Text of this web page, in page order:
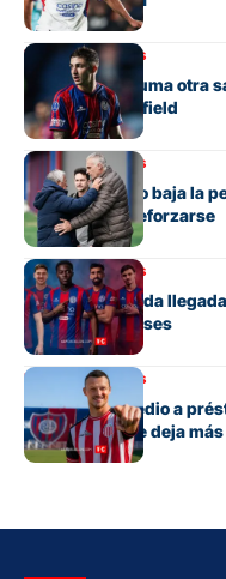
Mercado de pases
San Lorenzo suma otra
carrera en Banfield
Mercado de pases
San Lorenzo no baja la
quedan para reforzarse
Mercado de pases
El detalle de cada
mercado de pases
Mercado de pases
Tres años y medio a
con Bruera que deja